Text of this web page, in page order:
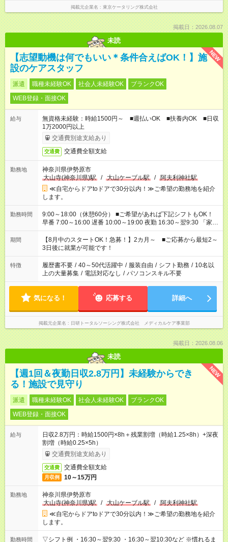
掲載元企業名 東京ケータリング株式会社
掲載日：2026.08.07
未読
NEW
【志望動機は何でもいい＊条件合えばOK！】施
設のケアスタッフ
派遣 職種未経験OK 社会人未経験OK
ブランクOK
WEB登録・面接OK
給与
無資格未経験：時給1500円～ ■週払いOK ■扶養内OK ■日収
1万2000円以上
交通費別途支給あり
交通費 交通費全額支給
勤務地
神奈川県伊勢原市
大山寺(神奈川県)駅
/ 大山ケーブル駅 / 阿夫利神社駅
≪自宅からドアtoドアで30分以内！≫ご希望の勤務地を紹介
します。
勤務時間
9:00～18:00（休憩60分） ■ご希望があれば下記シフトもOK！
早番 7:00～16:00 遅番 10:00～19:00 夜勤 16:30～翌9:30 「家族
と休みを合わせたい」 「余裕を持って夕飯の準備がしたい」
「できれば残業はしたくない」 など、ご希望を教えてください
ね。 ※Wワーク希望の方へ 今ご覧のお仕事で希望する勤務時間
と、もう1つのお仕事の勤務時間。 合計で週40時間を超える場
合は応募できません。
期間
【8月中のスタートOK！急募！】2カ月～ ■ご応募から最短2～
3日後に就業が可能です！
特徴 履歴書不要 / 40～50代活躍中 / 服装自由 / シフト勤務 / 10名以
上の大量募集 / 電話対応なし / パソコンスキル不要
気になる！ 応募する 詳細へ
掲載元企業名 日研トータルソーシング株式会社 メディカルケア事業部
掲載日：2026.08.06
未読
NEW
【週1回＆夜勤日収2.8万円】未経験からでき
る！施設で見守り
派遣 職種未経験OK 社会人未経験OK
ブランクOK
WEB登録・面接OK
給与
日収2.8万円：時給1500円×8h＋残業割増（時給1.25×8h）+深夜
割増（時給0.25×5h）
交通費別途支給あり
交通費 交通費全額支給
月収例 10～15万円
勤務地
神奈川県伊勢原市
大山寺(神奈川県)駅
/ 大山ケーブル駅 / 阿夫利神社駅
≪自宅からドアtoドアで30分以内！≫ご希望の勤務地を紹介
します。
勤務時間 ▽シフト例 ・16:30～翌9:30 ・16:30～翌10:30など ※慣れるま